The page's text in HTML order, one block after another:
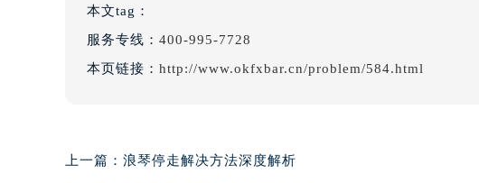
本文tag：
服务专线： 400-995-7728
本页链接： http://www.okfxbar.cn/problem/584.html
上一篇： 浪琴停走解决方法深度解析